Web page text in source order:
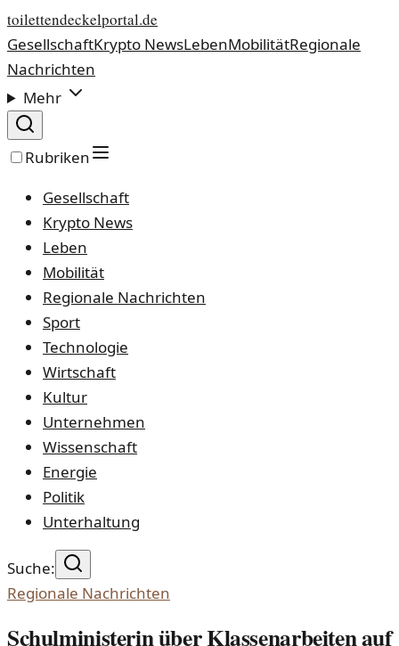
toilettendeckelportal.de
GesellschaftKrypto NewsLebenMobilitätRegionale
Nachrichten
Mehr
Rubriken
Gesellschaft
Krypto News
Leben
Mobilität
Regionale Nachrichten
Sport
Technologie
Wirtschaft
Kultur
Unternehmen
Wissenschaft
Energie
Politik
Unterhaltung
Suche:
Regionale Nachrichten
Schulministerin über Klassenarbeiten auf